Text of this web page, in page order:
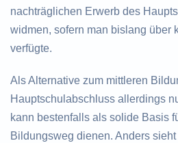
nachträglichen Erwerb des
widmen, sofern man bislang über
verfügte.
Als Alternative zum mittleren
Hauptschulabschluss allerdings
kann bestenfalls als solide Basis
Bildungsweg dienen. Anders